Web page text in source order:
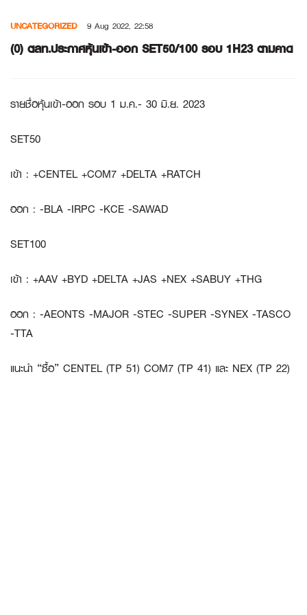
content
UNCATEGORIZED 9 Aug 2022, 22:58
(0) ตลท.ประกาศหุ้นเข้า-ออก SET50/100 รอบ 1H23 ตามคาด
รายชื่อหุ้นเข้า-ออก รอบ 1 ม.ค.- 30 มิ.ย. 2023
SET50
เข้า : +CENTEL +COM7 +DELTA +RATCH
ออก : -BLA -IRPC -KCE -SAWAD
SET100
เข้า : +AAV +BYD +DELTA +JAS +NEX +SABUY +THG
ออก : -AEONTS -MAJOR -STEC -SUPER -SYNEX -TASCO
-TTA
แนะนำ “ซื้อ” CENTEL(TP 51) COM7 (TP 41) และ NEX (TP 22)